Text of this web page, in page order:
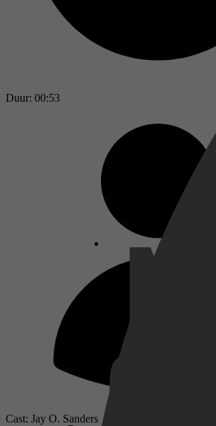
Duur: 00:53
Cast: Jay O. Sanders